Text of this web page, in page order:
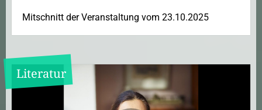
Mitschnitt der Veranstaltung vom 23.10.2025
Literatur